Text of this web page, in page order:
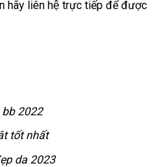
hãy liên hệ trực tiếp để được
bb 2022
tốt nhất
da 2023